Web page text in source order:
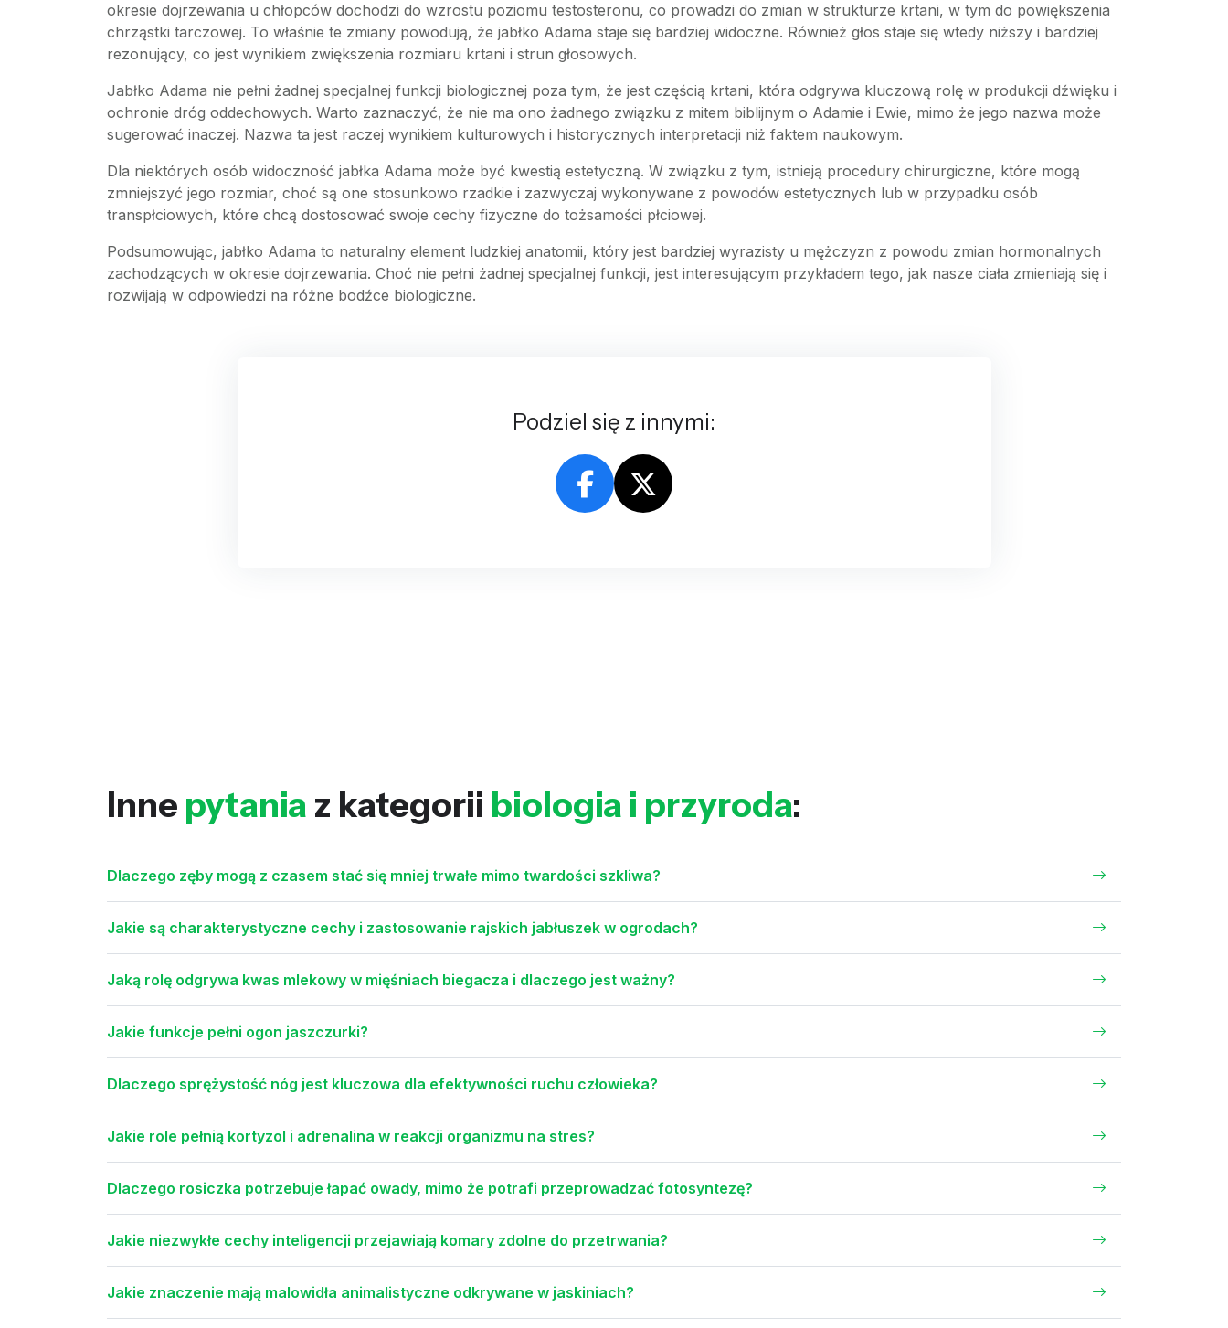
okresie dojrzewania u chłopców dochodzi do wzrostu poziomu testosteronu, co prowadzi do zmian w strukturze krtani, w tym do powiększenia
chrząstki tarczowej. To właśnie te zmiany powodują, że jabłko Adama staje się bardziej widoczne. Również głos staje się wtedy niższy i bardziej
rezonujący, co jest wynikiem zwiększenia rozmiaru krtani i strun głosowych.
Jabłko Adama nie pełni żadnej specjalnej funkcji biologicznej poza tym, że jest częścią krtani, która odgrywa kluczową rolę w produkcji dźwięku i
ochronie dróg oddechowych. Warto zaznaczyć, że nie ma ono żadnego związku z mitem biblijnym o Adamie i Ewie, mimo że jego nazwa może
sugerować inaczej. Nazwa ta jest raczej wynikiem kulturowych i historycznych interpretacji niż faktem naukowym.
Dla niektórych osób widoczność jabłka Adama może być kwestią estetyczną. W związku z tym, istnieją procedury chirurgiczne, które mogą
zmniejszyć jego rozmiar, choć są one stosunkowo rzadkie i zazwyczaj wykonywane z powodów estetycznych lub w przypadku osób
transpłciowych, które chcą dostosować swoje cechy fizyczne do tożsamości płciowej.
Podsumowując, jabłko Adama to naturalny element ludzkiej anatomii, który jest bardziej wyrazisty u mężczyzn z powodu zmian hormonalnych
zachodzących w okresie dojrzewania. Choć nie pełni żadnej specjalnej funkcji, jest interesującym przykładem tego, jak nasze ciała zmieniają się i
rozwijają w odpowiedzi na różne bodźce biologiczne.
Podziel się z innymi:
Inne pytania z kategorii biologia i przyroda:
Dlaczego zęby mogą z czasem stać się mniej trwałe mimo twardości szkliwa?
Jakie są charakterystyczne cechy i zastosowanie rajskich jabłuszek w ogrodach?
Jaką rolę odgrywa kwas mlekowy w mięśniach biegacza i dlaczego jest ważny?
Jakie funkcje pełni ogon jaszczurki?
Dlaczego sprężystość nóg jest kluczowa dla efektywności ruchu człowieka?
Jakie role pełnią kortyzol i adrenalina w reakcji organizmu na stres?
Dlaczego rosiczka potrzebuje łapać owady, mimo że potrafi przeprowadzać fotosyntezę?
Jakie niezwykłe cechy inteligencji przejawiają komary zdolne do przetrwania?
Jakie znaczenie mają malowidła animalistyczne odkrywane w jaskiniach?